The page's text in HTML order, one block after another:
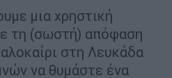
μια χρηστική
τη (σωστή) απόφαση
στη Λευκάδα
να θυμάστε ένα